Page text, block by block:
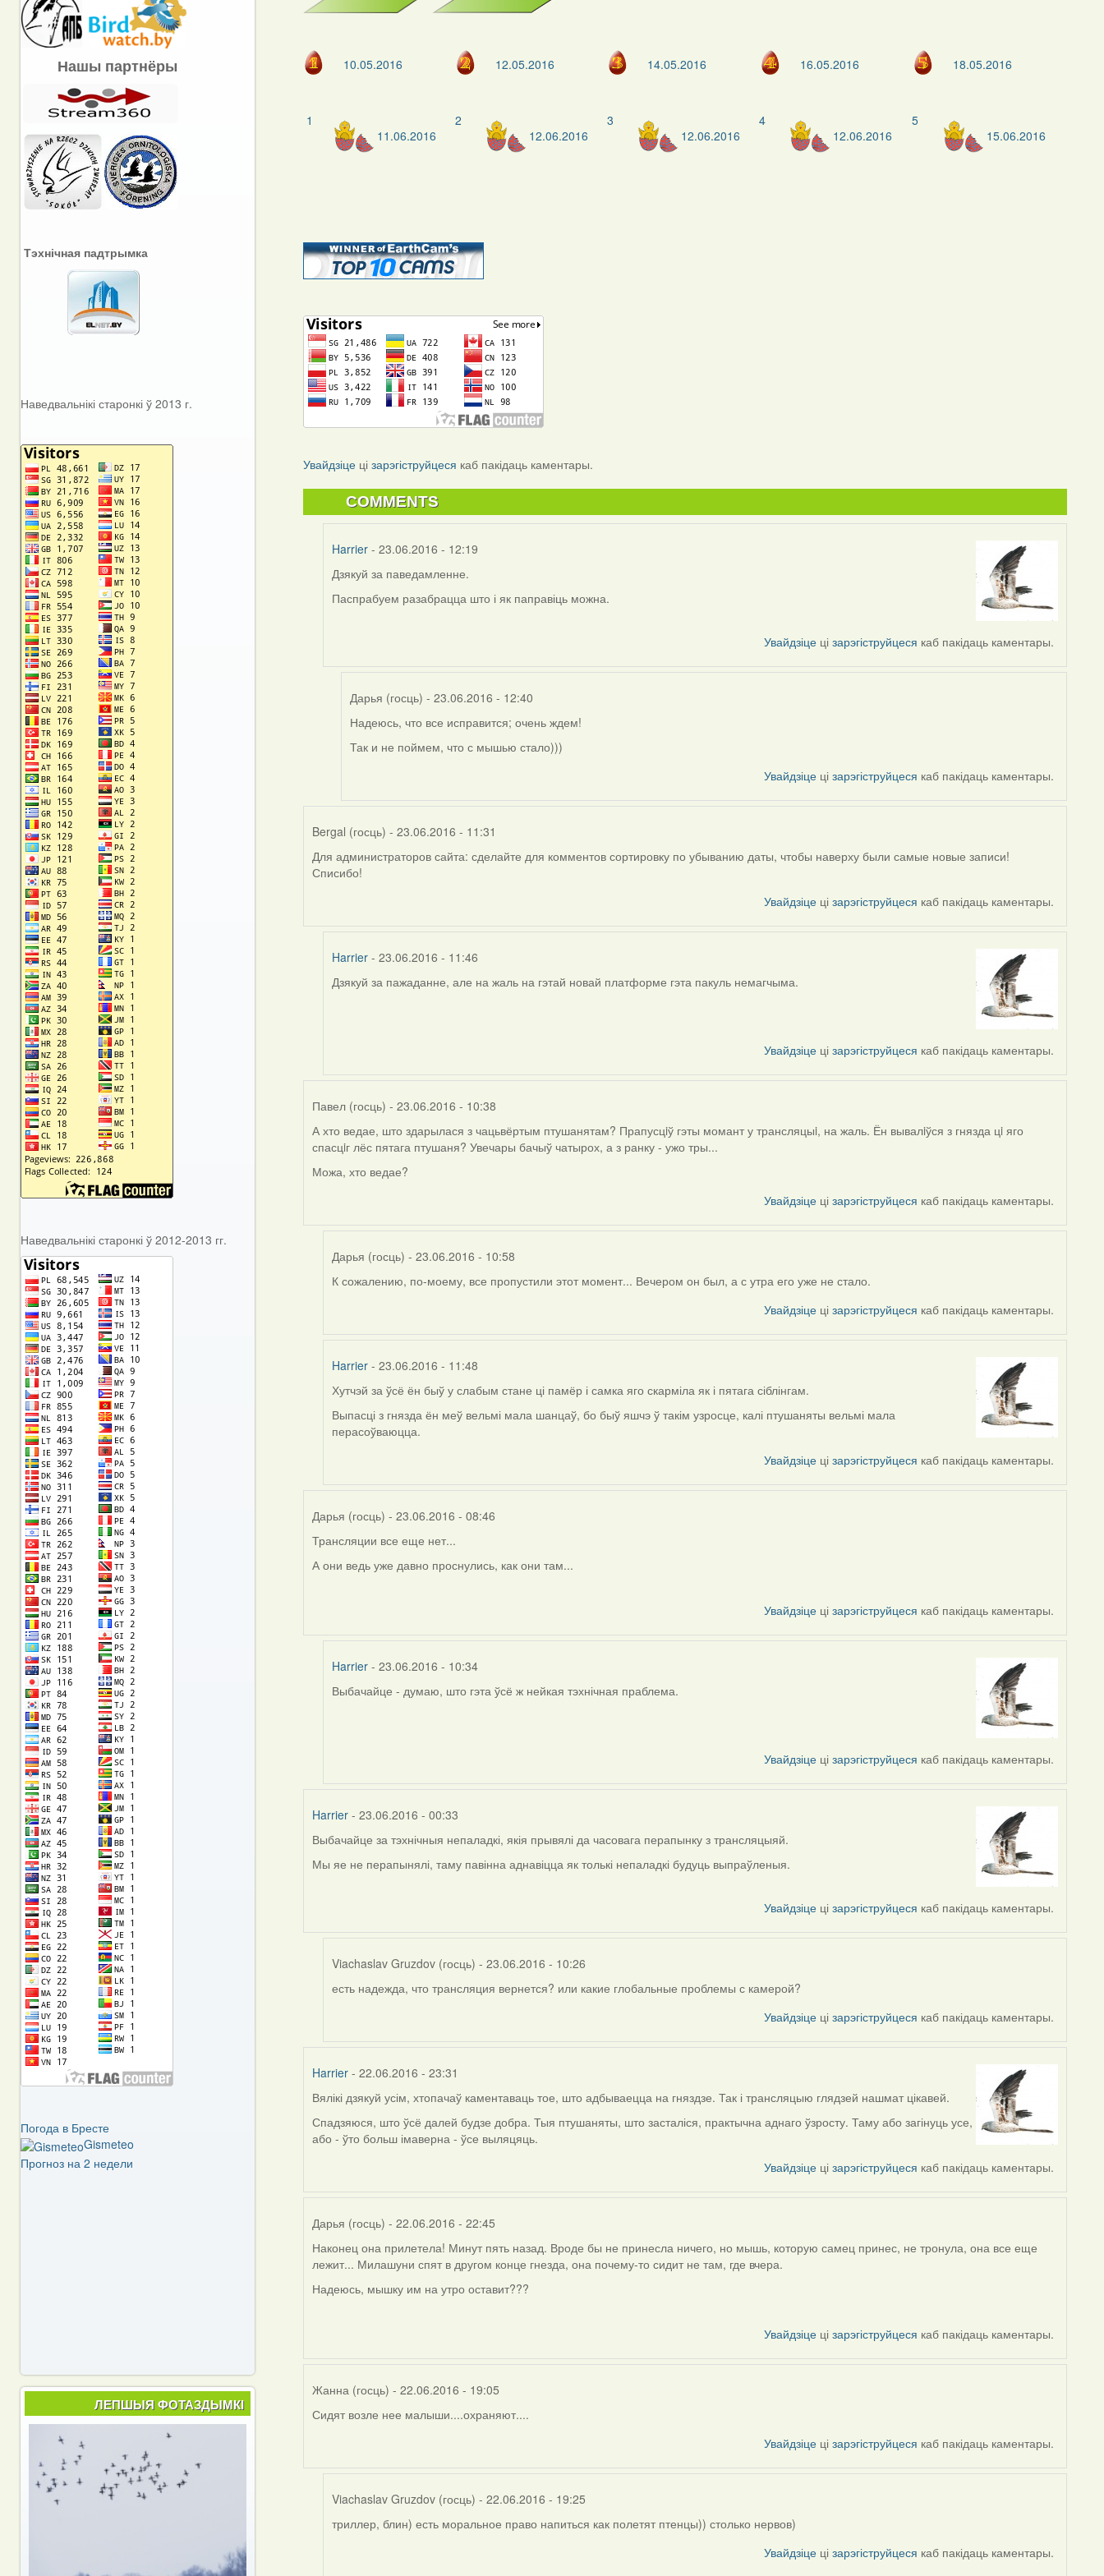
10.05.2016 12.05.2016 14.05.2016 16.05.2016 18.05.2016
1
11.06.2016
2
12.06.2016
3
12.06.2016
4
12.06.2016
5
15.06.2016
Увайдзіце цізарэгіструйцеся каб пакідаць каментары.
COMMENTS
Harrier- 23.06.2016 - 12:19
In
reply
Gruzdov
Дзякуй за паведамленне.
Паспрабуем разабрацца што і як паправіць можна.
Увайдзіце цізарэгіструйцеся каб пакідаць каментары.
Дарья (госць) - 23.06.2016 - 12:40
In
reply
Harrier
Надеюсь, что все исправится; очень ждем!
Так и не поймем, что с мышью стало)))
Увайдзіце цізарэгіструйцеся каб пакідаць каментары.
Bergal (госць) - 23.06.2016 - 11:31
Для администраторов сайта: сделайте для комментов сортировку по убыванию даты, чтобы наверху были самые новые записи!
Списибо!
Увайдзіце цізарэгіструйцеся каб пакідаць каментары.
Harrier- 23.06.2016 - 11:46
In
(госць)
Дзякуй за пажаданне, але на жаль на гэтай новай платформе гэта пакуль немагчыма.
Увайдзіце цізарэгіструйцеся каб пакідаць каментары.
Павел (госць) - 23.06.2016 - 10:38
А хто ведае, што здарылася з чацьвёртым птушанятам? Прапусцiў гэты момант у трансляцыi, на жаль. Ён вывалiўся з гнязда цi яго
спасцiг лёс пятага птушаня? Увечары бачыў чатырох, а з ранку - ужо тры...
Можа, хто ведае?
Увайдзіце цізарэгіструйцеся каб пакідаць каментары.
Дарья (госць) - 23.06.2016 - 10:58
In
by
(госць)
К сожалению, по-моему, все пропустили этот момент... Вечером он был, а с утра его уже не стало.
Увайдзіце цізарэгіструйцеся каб пакідаць каментары.
Harrier- 23.06.2016 - 11:48
In
reply
to
(госць)
Хутчэй за ўсё ён быў у слабым стане ці памёр і самка яго скарміла як і пятага сіблінгам.
Выпасці з гнязда ён меў вельмі мала шанцаў, бо быў яшчэ ў такім узросце, калі птушаняты вельмі мала
перасоўваюцца.
Увайдзіце цізарэгіструйцеся каб пакідаць каментары.
Дарья (госць) - 23.06.2016 - 08:46
Трансляции все еще нет...
А они ведь уже давно проснулись, как они там...
Увайдзіце цізарэгіструйцеся каб пакідаць каментары.
Harrier- 23.06.2016 - 10:34
In
(госць)
Выбачайце - думаю, што гэта ўсё ж нейкая тэхнічная праблема.
Увайдзіце цізарэгіструйцеся каб пакідаць каментары.
Harrier - 23.06.2016 - 00:33
Выбачайце за тэхнічныя непаладкі, якія прывялі да часовага перапынку з трансляцыяй.
Мы яе не перапынялі, таму павінна аднавіцца як толькі непаладкі будуць выпраўленыя.
Увайдзіце цізарэгіструйцеся каб пакідаць каментары.
Viachaslav Gruzdov (госць) - 23.06.2016 - 10:26
In
by
есть надежда, что трансляция вернется? или какие глобальные проблемы с камерой?
Увайдзіце цізарэгіструйцеся каб пакідаць каментары.
Harrier - 22.06.2016 - 23:31
Вялікі дзякуй усім, хтопачаў каментаваць тое, што адбываецца на гняздзе. Так і трансляцыю глядзей нашмат цікавей.
Спадзяюся, што ўсё далей будзе добра. Тыя птушаняты, што засталіся, практычна аднаго ўзросту. Таму або загінуць усе,
або - ўто больш імаверна - ўсе выляцяць.
Увайдзіце цізарэгіструйцеся каб пакідаць каментары.
Дарья (госць) - 22.06.2016 - 22:45
Наконец она прилетела! Минут пять назад. Вроде бы не принесла ничего, но мышь, которую самец принес, не тронула, она все еще
лежит... Милашуни спят в другом конце гнезда, она почему-то сидит не там, где вчера.
Надеюсь, мышку им на утро оставит???
Увайдзіце цізарэгіструйцеся каб пакідаць каментары.
Жанна (госць) - 22.06.2016 - 19:05
Сидят возле нее малыши....охраняют....
Увайдзіце цізарэгіструйцеся каб пакідаць каментары.
Viachaslav Gruzdov (госць) - 22.06.2016 - 19:25
In
триллер, блин) есть моральное право напиться как полетят птенцы)) столько нервов)
Увайдзіце цізарэгіструйцеся каб пакідаць каментары.
Нашы партнёры
Тэхнічная падтрымка
Наведвальнікі старонкі ў 2013 г.
Наведвальнікі старонкі ў 2012-2013 гг.
Погода в Бресте
Gismeteo
Прогноз на 2 недели
ЛЕПШЫЯ ФОТАЗДЫМКІ